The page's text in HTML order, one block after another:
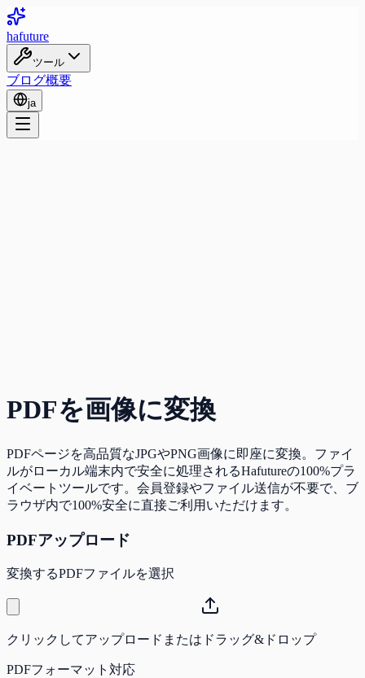
hafuture
ツール
ブログ概要
ja
PDFを画像に変換
PDFページを高品質なJPGやPNG画像に即座に変換。ファイ
ルがローカル端末内で安全に処理されるHafutureの100%プラ
イベートツールです。会員登録やファイル送信が不要で、ブ
ラウザ内で100%安全に直接ご利用いただけます。
PDFアップロード
変換するPDFファイルを選択
クリックしてアップロードまたはドラッグ&ドロップ
PDFフォーマット対応